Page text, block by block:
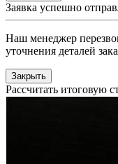
Заявка успешно
Наш менеджер
уточнения деталей
Закрыть
Рассчитать итоговую